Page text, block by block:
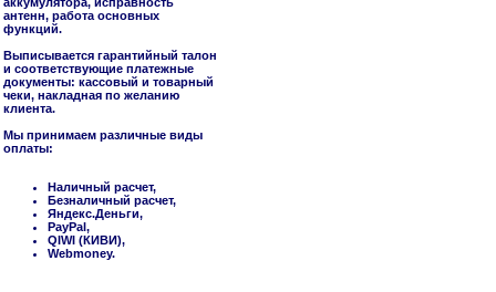
антенн, работа основных
функций.
Выписывается гарантийный талон
и соответствующие платежные
документы: кассовый и товарный
чеки, накладная по желанию
клиента.
Мы принимаем различные виды
оплаты:
Наличный расчет,
Безналичный расчет,
Яндекс.Деньги,
PayPal,
QIWI (КИВИ),
Webmoney.